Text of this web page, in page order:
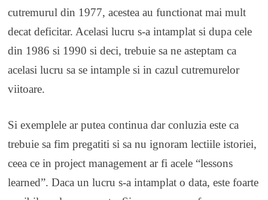
cutremurul din 1977, acestea au functionat mai mult
decat deficitar. Acelasi lucru s-a intamplat si dupa cele
din 1986 si 1990 si deci, trebuie sa ne asteptam ca
acelasi lucru sa se intample si in cazul cutremurelor
viitoare.
Si exemplele ar putea continua dar conluzia este ca
trebuie sa fim pregatiti si sa nu ignoram lectiile istoriei,
ceea ce in project management ar fi acele “lessons
learned”. Daca un lucru s-a intamplat o data, este foarte